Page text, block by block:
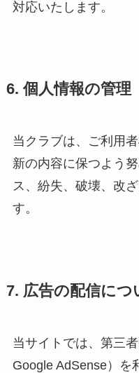
対応いたします。
6. 個人情報の管理
当クラブは、ご利用
新の内容に保つよう
ス、紛失、破壊、改
す。
7. 広告の配信につ
当サイトでは、第三
Google AdSense）を